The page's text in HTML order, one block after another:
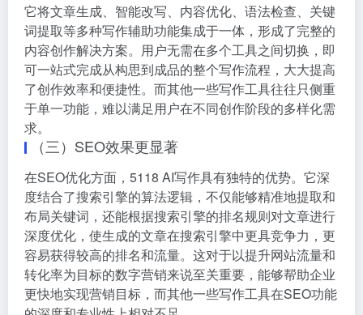
它将文章生成、智能改写、内容优化、语法检查、关键
词提取等多种写作辅助功能集成于一体，形成了完整的
内容创作解决方案。用户无需在多个工具之间切换，即
可一站式完成从构思到成品的整个写作流程，大大提高
了创作效率和便捷性。而其他一些写作工具往往只侧重
于单一功能，难以满足用户在不同创作阶段的多样化需
求。
（三）SEO效果更显著
在SEO优化方面，5118 AI写作具有独特的优势。它深
度结合了搜索引擎的算法逻辑，不仅能够精准地提取和
布局关键词，还能根据搜索引擎的排名规则对文章进行
深度优化，使生成的文章在搜索引擎中更具竞争力，更
容易获得较高的排名和流量。这对于以提升网站流量和
转化率为目标的数字营销来说至关重要，能够帮助企业
更快地实现营销目标，而其他一些写作工具在SEO功能